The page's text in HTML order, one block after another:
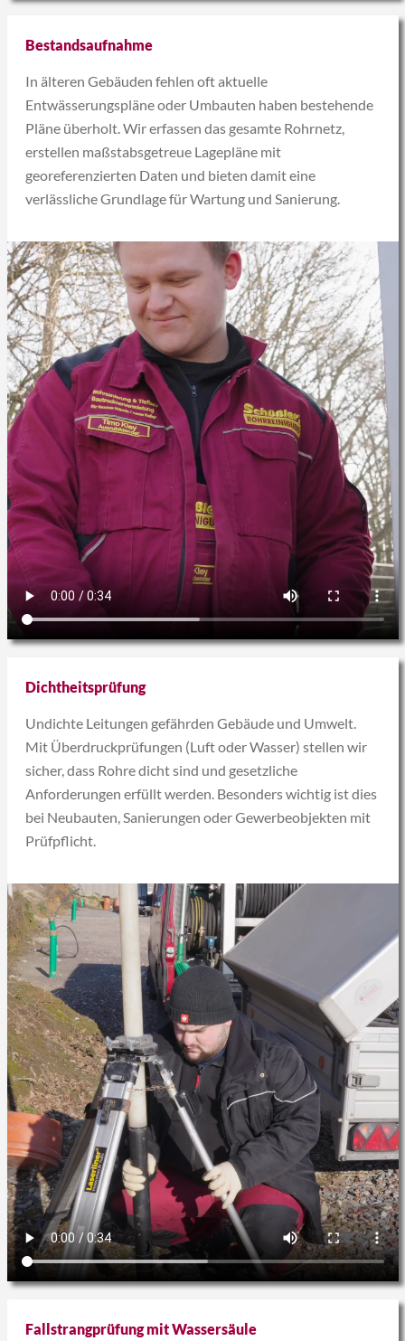
Bestandsaufnahme
In älteren Gebäuden fehlen oft aktuelle
Entwässerungspläne oder Umbauten haben bestehende
Pläne überholt. Wir erfassen das gesamte Rohrnetz,
erstellen maßstabsgetreue Lagepläne mit
georeferenzierten Daten und bieten damit eine
verlässliche Grundlage für Wartung und Sanierung.
Dichtheitsprüfung
Undichte Leitungen gefährden Gebäude und Umwelt.
Mit Überdruckprüfungen (Luft oder Wasser) stellen wir
sicher, dass Rohre dicht sind und gesetzliche
Anforderungen erfüllt werden. Besonders wichtig ist dies
bei Neubauten, Sanierungen oder Gewerbeobjekten mit
Prüfpflicht.
Fallstrangprüfung mit Wassersäule